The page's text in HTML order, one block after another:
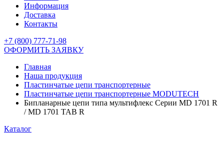
Информация
Доставка
Контакты
+7 (800) 777-71-98
ОФОРМИТЬ ЗАЯВКУ
Главная
Наша продукция
Пластинчатые цепи транспортерные
Пластинчатые цепи транспортерные MODUTECH
Бипланарные цепи типа мультифлекс Серии MD 1701 R
/ MD 1701 TAB R
Каталог